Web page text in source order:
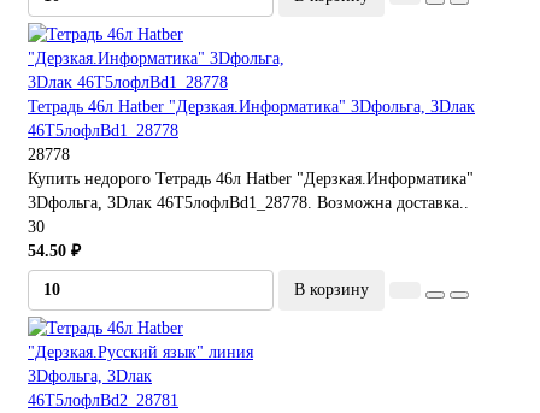
Тетрадь 46л Hatber "Дерзкая.Информатика" 3Dфольга, 3Dлак
46Т5лофлBd1_28778
28778
Купить недорого Тетрадь 46л Hatber "Дерзкая.Информатика"
3Dфольга, 3Dлак 46Т5лофлBd1_28778. Возможна доставка..
30
54.50 ₽
В корзину